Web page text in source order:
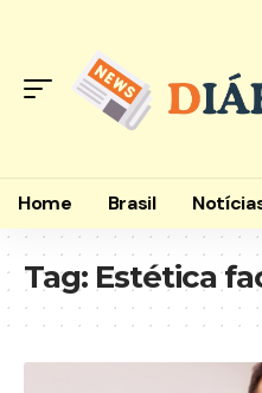
Home Brasil
Tag: Estética